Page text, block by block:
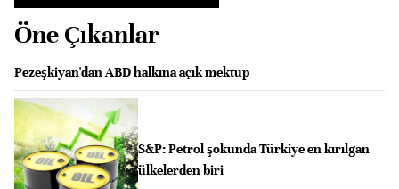
Öne Çıkanlar
Pezeşkiyan'dan ABD halkına açık mektup
S&P: Petrol şokunda Türkiye en kırılgan
ülkelerden biri